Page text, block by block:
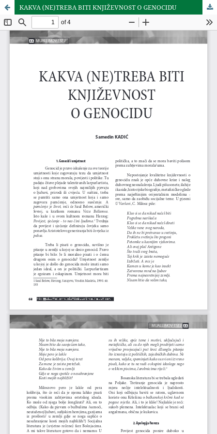
KAKVA (NE)TREBA BITI KNJIŽEVNOST O GENOCIDU